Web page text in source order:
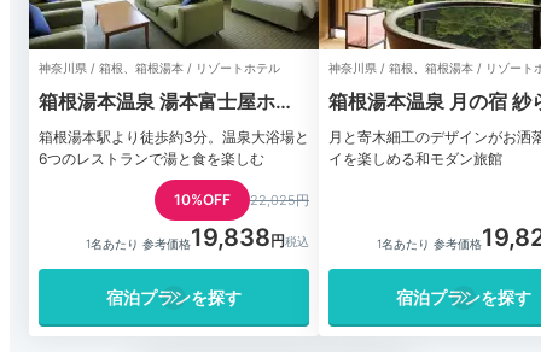
神奈川県 / 箱根、箱根湯本 / リゾートホテル
箱根湯本温泉 湯本富士屋ホテ
ル
箱根湯本駅より徒歩約3分。温泉大浴場と
6つのレストランで湯と食を楽しむ
10%OFF 22,025円
1名あたり 参考価格19,838
宿泊プランを探す
神奈川県 / 箱根、箱根湯本 / リゾート
箱根湯本温泉 月の宿 紗
月と寄木細工のデザインがお洒
イを楽しめる和モダン旅館
1名あたり 参考価格
宿泊プランを探す